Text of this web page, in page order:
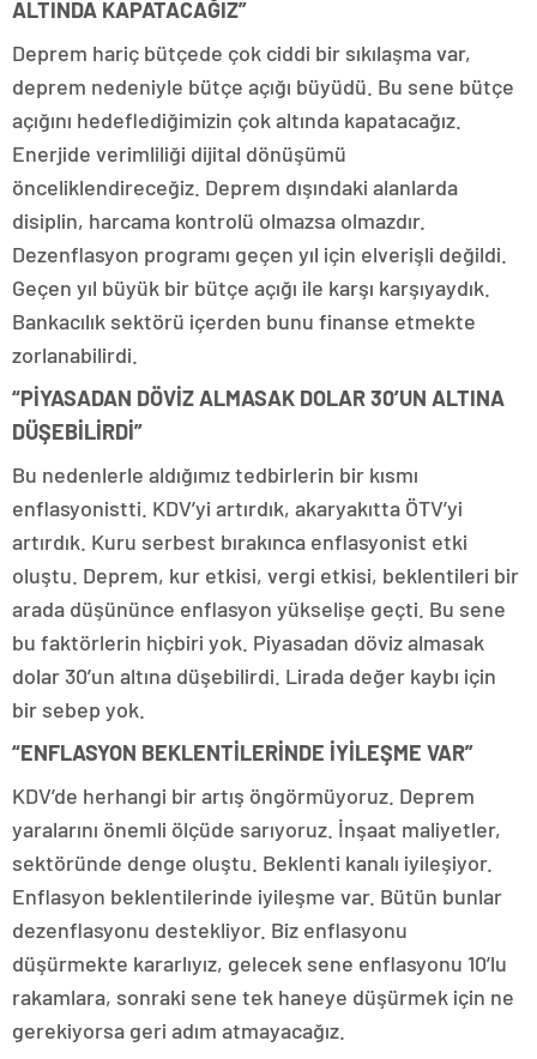
ALTINDA KAPATACAĞIZ”
Deprem hariç bütçede çok ciddi bir sıkılaşma var,
deprem nedeniyle bütçe açığı büyüdü. Bu sene bütçe
açığını hedeflediğimizin çok altında kapatacağız.
Enerjide verimliliği dijital dönüşümü
önceliklendireceğiz. Deprem dışındaki alanlarda
disiplin, harcama kontrolü olmazsa olmazdır.
Dezenflasyon programı geçen yıl için elverişli değildi.
Geçen yıl büyük bir bütçe açığı ile karşı karşıyaydık.
Bankacılık sektörü içerden bunu finanse etmekte
zorlanabilirdi.
“PİYASADAN DÖVİZ ALMASAK DOLAR 30’UN ALTINA
DÜŞEBİLİRDİ”
Bu nedenlerle aldığımız tedbirlerin bir kısmı
enflasyonistti. KDV’yi artırdık, akaryakıtta ÖTV’yi
artırdık. Kuru serbest bırakınca enflasyonist etki
oluştu. Deprem, kur etkisi, vergi etkisi, beklentileri bir
arada düşününce enflasyon yükselişe geçti. Bu sene
bu faktörlerin hiçbiri yok. Piyasadan döviz almasak
dolar 30’un altına düşebilirdi. Lirada değer kaybı için
bir sebep yok.
“ENFLASYON BEKLENTİLERİNDE İYİLEŞME VAR”
KDV’de herhangi bir artış öngörmüyoruz. Deprem
yaralarını önemli ölçüde sarıyoruz. İnşaat maliyetler,
sektöründe denge oluştu. Beklenti kanalı iyileşiyor.
Enflasyon beklentilerinde iyileşme var. Bütün bunlar
dezenflasyonu destekliyor. Biz enflasyonu
düşürmekte kararlıyız, gelecek sene enflasyonu 10’lu
rakamlara, sonraki sene tek haneye düşürmek için ne
gerekiyorsa geri adım atmayacağız.